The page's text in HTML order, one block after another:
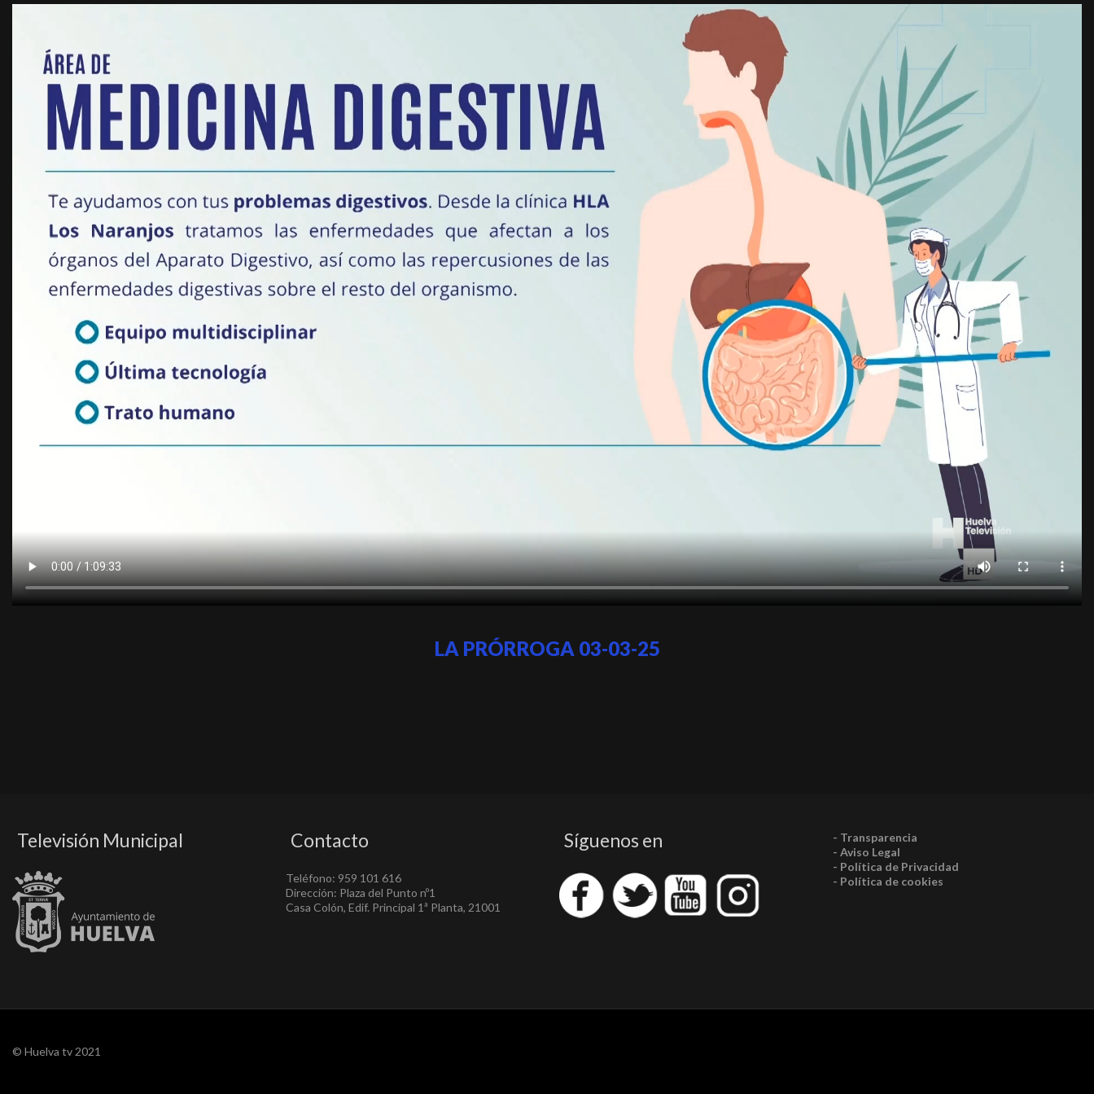
LA PRÓRROGA 03-03-25
Televisión Municipal Contacto
Teléfono: 959 101 616
Dirección: Plaza del Punto nº1
Casa Colón, Edif. Principal 1ª Planta, 21001
Síguenos en
- Transparencia
- Aviso Legal
- Política de Privacidad
- Política de cookies
© Huelva tv 2021